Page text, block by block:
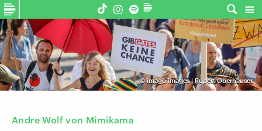
©imago images | Rupert Oberhäuser
Andre Wolf von Mimikama